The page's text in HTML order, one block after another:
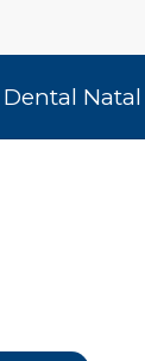
Dental Natal